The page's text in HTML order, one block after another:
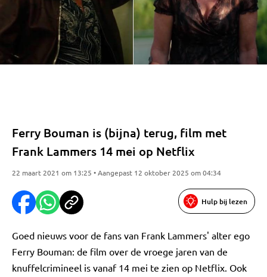
Ferry Bouman is (bijna) terug, film met
Frank Lammers 14 mei op Netflix
22 maart 2021 om 13:25 • Aangepast 12 oktober 2025 om 04:34
Hulp bij lezen
Goed nieuws voor de fans van Frank Lammers' alter ego
Ferry Bouman: de film over de vroege jaren van de
knuffelcrimineel is vanaf 14 mei te zien op Netflix. Ook